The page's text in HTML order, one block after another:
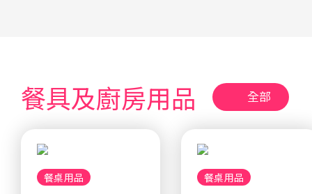
餐具及廚房用品 全部
餐桌用品 餐桌用品